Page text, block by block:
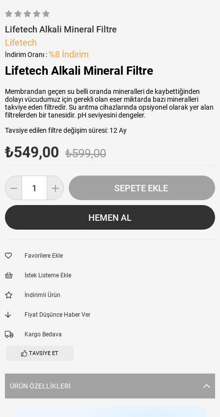
Lifetech Alkali Mineral Filtre
Lifetech
İndirim Oranı : %8 İndirim
Lifetech Alkali Mineral Filtre
Membrandan geçen su belli oranda mineralleri de kaybettiğinden
dolayı vücudumuz için gerekli olan eser miktarda bazı mineralleri
takviye eden filtredir. Su arıtma cihazlarında opsiyonel olarak yer alan
filtrelerden bir tanesidir. pH seviyesini dengeler.
Tavsiye edilen filtre değişim süresi: 12 Ay
₺599,00
₺549,00
Favorilere Ekle
İstek Listeme Ekle
İndirimli Ürün
Fiyat Düşünce Haber Ver
Kargo Bedava
TAVSIYE ET
ÜRÜN ÖZELLIKLERI